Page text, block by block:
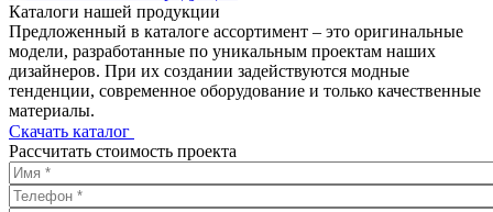
Каталоги нашей продукции
Предложенный в каталоге ассортимент – это оригинальные
модели, разработанные по уникальным проектам наших
дизайнеров. При их создании задействуются модные
тенденции, современное оборудование и только качественные
материалы.
Скачать каталог
Рассчитать стоимость проекта